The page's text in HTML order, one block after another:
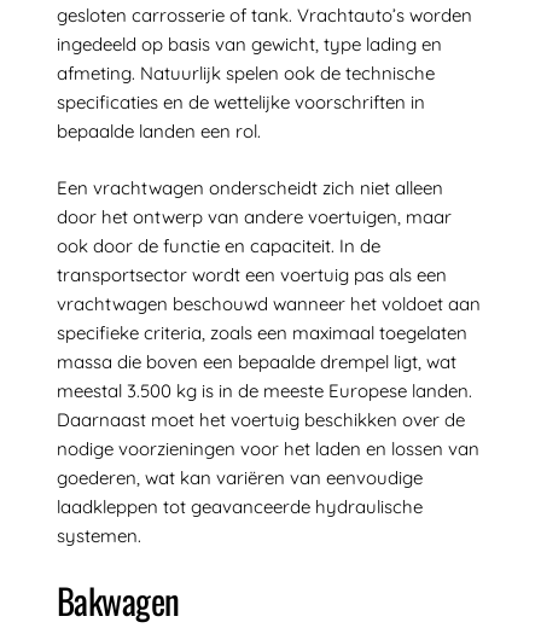
gesloten carrosserie of tank. Vrachtauto’s worden
ingedeeld op basis van gewicht, type lading en
afmeting. Natuurlijk spelen ook de technische
specificaties en de wettelijke voorschriften in
bepaalde landen een rol.
Een vrachtwagen onderscheidt zich niet alleen
door het ontwerp van andere voertuigen, maar
ook door de functie en capaciteit. In de
transportsector wordt een voertuig pas als een
vrachtwagen beschouwd wanneer het voldoet aan
specifieke criteria, zoals een maximaal toegelaten
massa die boven een bepaalde drempel ligt, wat
meestal 3.500 kg is in de meeste Europese landen.
Daarnaast moet het voertuig beschikken over de
nodige voorzieningen voor het laden en lossen van
goederen, wat kan variëren van eenvoudige
laadkleppen tot geavanceerde hydraulische
systemen.
Bakwagen